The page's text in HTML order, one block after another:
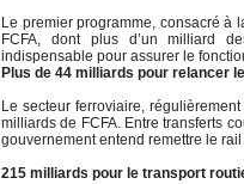
Le premier programme, consacré à
FCFA, dont plus d’un milliard
indispensable pour assurer le
Plus de 44 milliards pour relancer
Le secteur ferroviaire,
milliards de FCFA. Entre transferts
gouvernement entend remettre le
215 milliards pour le transport